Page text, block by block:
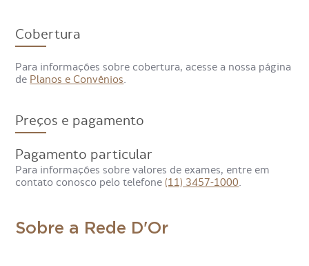
Cobertura
Para informações sobre cobertura, acesse a nossa página
de Planos e Convênios
Preços e pagamento
Pagamento particular
Para informações sobre valores de exames, entre em
contato conosco pelo telefone(11) 3457-1000
Sobre a Rede D'Or